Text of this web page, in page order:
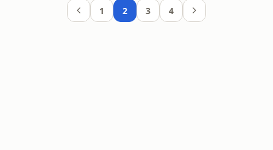
1 2 3 4